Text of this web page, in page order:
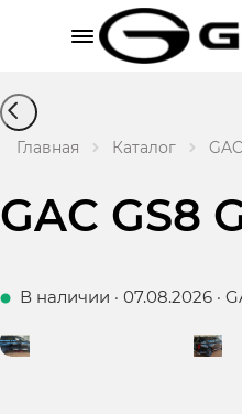
Главная Каталог
GAC GS8
В наличии · 07.08.2026 ·